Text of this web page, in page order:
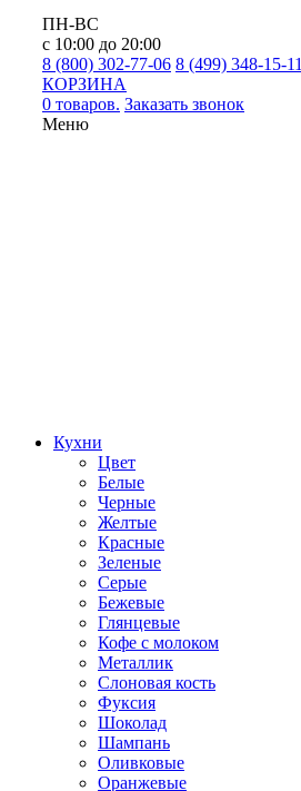
ПН-ВС
с 10:00 до 20:00
8 (800) 302-77-06 8 (499) 348-15-11
КОРЗИНА
0 товаров. Заказать звонок
Меню
Кухни
Цвет
Белые
Черные
Желтые
Красные
Зеленые
Серые
Бежевые
Глянцевые
Кофе с молоком
Металлик
Слоновая кость
Фуксия
Шоколад
Шампань
Оливковые
Оранжевые